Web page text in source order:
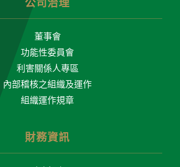
公司治理
董事會
功能性委員會
利害關係人專區
內部稽核之組織及運作
組織運作規章
財務資訊